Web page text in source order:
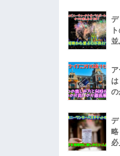
デ
の
デ
略
必